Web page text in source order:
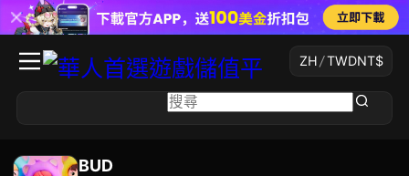
ZH/TWDNT$
BUD